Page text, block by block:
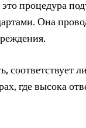
процедура
Она
соответствует
где высока